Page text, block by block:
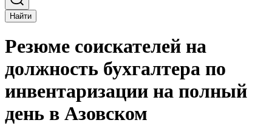
Найти
Резюме соискателей на
должность бухгалтера по
инвентаризации на полный
день в Азовском